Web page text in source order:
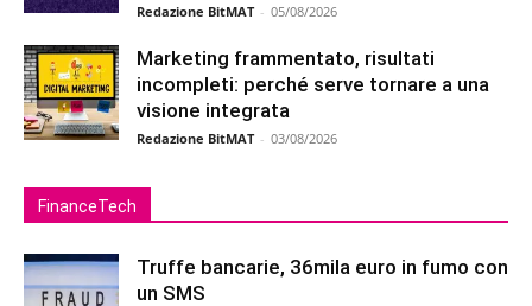
Redazione BitMAT - 05/08/2026
Marketing frammentato, risultati
incompleti: perché serve tornare a una
visione integrata
Redazione BitMAT - 03/08/2026
FinanceTech
Truffe bancarie, 36mila euro in fumo con
un SMS